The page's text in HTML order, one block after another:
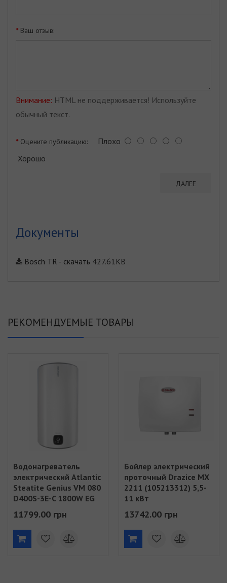
Ваш отзыв:
Внимание: HTML не поддерживается! Используйте
обычный текст.
Оцените публикацию: Плохо
Хорошо
ДАЛЕЕ
Документы
Bosch TR - скачать 427.61KB
РЕКОМЕНДУЕМЫЕ ТОВАРЫ
Водонагреватель
электрический Atlantic
Steatite Genius VM 080
D400S-3E-C 1800W EG
11799.00 грн
Бойлер электрический
проточный Drazice MX
2211 (105213312) 5,5-
11 кВт
13742.00 грн